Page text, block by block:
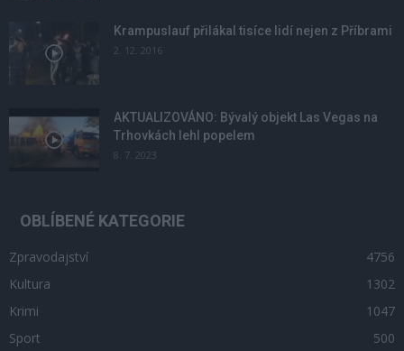
Krampuslauf přilákal tisíce lidí nejen z Příbrami
2. 12. 2016
AKTUALIZOVÁNO: Bývalý objekt Las Vegas na
Trhovkách lehl popelem
8. 7. 2023
OBLÍBENÉ KATEGORIE
Zpravodajství
4756
Kultura
1302
Krimi
1047
Sport
500